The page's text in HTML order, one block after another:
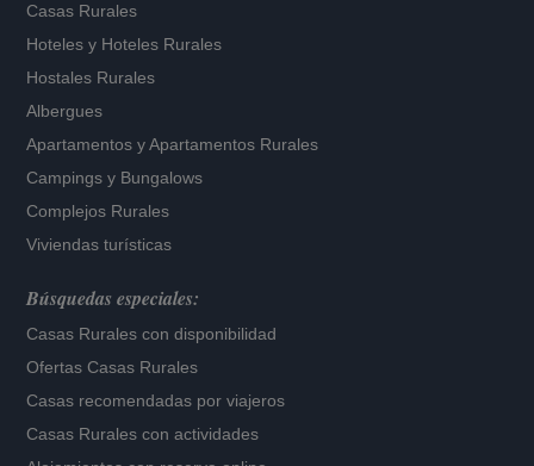
Casas Rurales
Hoteles y Hoteles Rurales
Hostales Rurales
Albergues
Apartamentos yApartamentos Rurales
Campings y Bungalows
Complejos Rurales
Viviendas turísticas
Búsquedas especiales:
Casas Rurales con disponibilidad
Ofertas Casas Rurales
Casas recomendadas por viajeros
Casas Rurales con actividades